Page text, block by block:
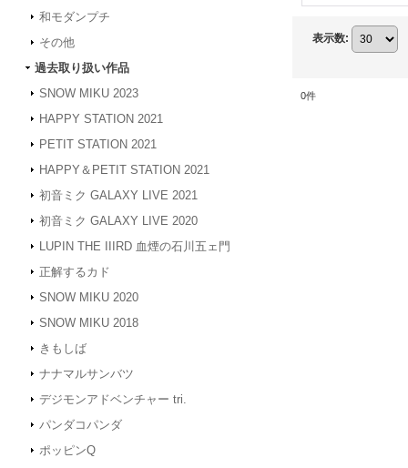
和モダンプチ
その他
過去取り扱い作品
SNOW MIKU 2023
HAPPY STATION 2021
PETIT STATION 2021
HAPPY＆PETIT STATION 2021
初音ミク GALAXY LIVE 2021
初音ミク GALAXY LIVE 2020
LUPIN THE IIIRD 血煙の石川五ェ門
正解するカド
SNOW MIKU 2020
SNOW MIKU 2018
きもしば
ナナマルサンバツ
デジモンアドベンチャー tri.
パンダコパンダ
ポッピンQ
表示数:
0件